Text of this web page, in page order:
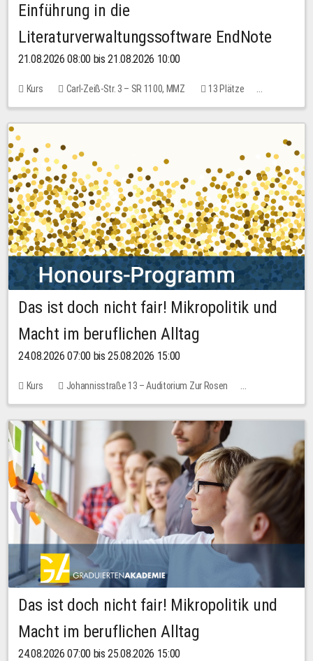
Einführung in die
Literaturverwaltungssoftware EndNote
21.08.2026 08:00 bis 21.08.2026 10:00
Kurs Carl-Zeiß-Str. 3 – SR 1100, MMZ
13 Plätze
10,00 EUR
Das ist doch nicht fair! Mikropolitik und
Macht im beruflichen Alltag
24.08.2026 07:00 bis 25.08.2026 15:00
Kurs
Johannisstraße 13 – Auditorium Zur Rosen
Keine freien Plätze
Das ist doch nicht fair! Mikropolitik und
Macht im beruflichen Alltag
24.08.2026 07:00 bis 25.08.2026 15:00